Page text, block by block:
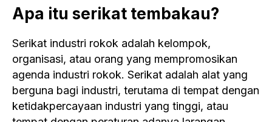
Apa itu serikat tembakau?
Serikat industri rokok adalah kelompok,
organisasi, atau orang yang mempromosikan
agenda industri rokok. Serikat adalah alat yang
berguna bagi industri, terutama di tempat dengan
ketidakpercayaan industri yang tinggi, atau